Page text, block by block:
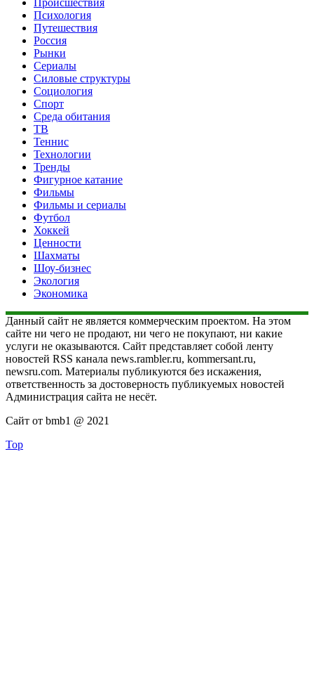
Происшествия
Психология
Путешествия
Россия
Рынки
Сериалы
Силовые структуры
Социология
Спорт
Среда обитания
ТВ
Теннис
Технологии
Тренды
Фигурное катание
Фильмы
Фильмы и сериалы
Футбол
Хоккей
Ценности
Шахматы
Шоу-бизнес
Экология
Экономика
Данный сайт не является коммерческим проектом. На этом
сайте ни чего не продают, ни чего не покупают, ни какие
услуги не оказываются. Сайт представляет собой ленту
новостей RSS канала news.rambler.ru, kommersant.ru,
newsru.com. Материалы публикуются без искажения,
ответственность за достоверность публикуемых новостей
Администрация сайта не несёт.
Сайт от bmb1 @ 2021
Top